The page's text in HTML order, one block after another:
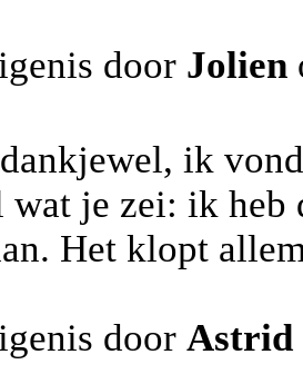
door Jolien
ik
wat je zei: ik heb
Het klopt
door Astrid